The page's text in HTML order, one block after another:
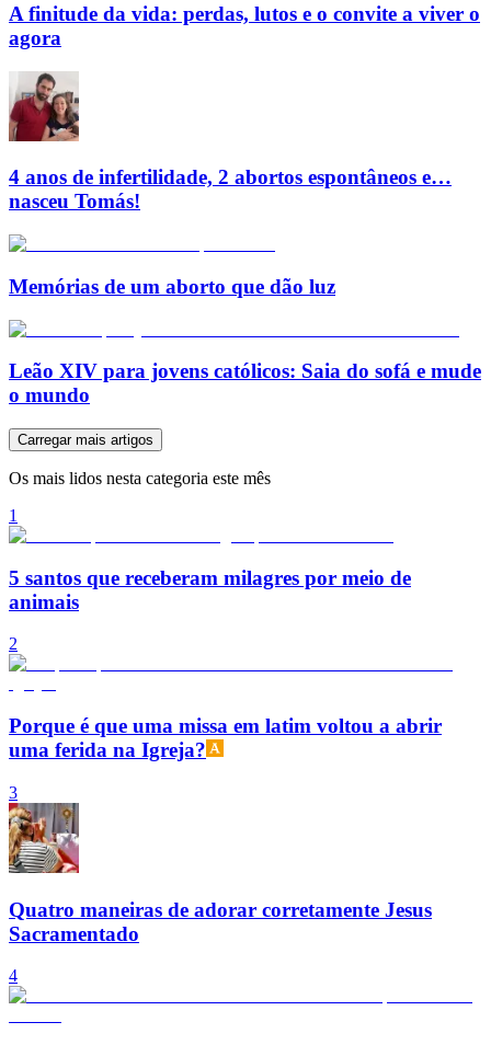
A finitude da vida: perdas, lutos e o convite a viver o
agora
4 anos de infertilidade, 2 abortos espontâneos e…
nasceu Tomás!
Memórias de um aborto que dão luz
Leão XIV para jovens católicos: Saia do sofá e mude
o mundo
Carregar mais artigos
Os mais lidos nesta categoria este mês
1
5 santos que receberam milagres por meio de
animais
2
Porque é que uma missa em latim voltou a abrir
uma ferida na Igreja?
3
Quatro maneiras de adorar corretamente Jesus
Sacramentado
4